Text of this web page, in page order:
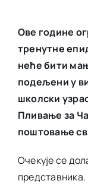
Ове године
тренутне
неће бити
подељени у
школски
Пливање за
поштовање
Очекује се
представника.